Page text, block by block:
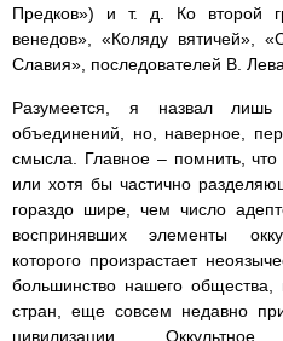
Предков») и т. д. Ко второй
венедов», «Коляду вятичей»,
Славия», последователей В.
Разумеется, я назвал
объединений, но, наверное,
смысла. Главное – помнить,
или хотя бы частично
гораздо шире, чем число
воспринявших элементы
которого произрастает
большинство нашего общества,
стран, еще совсем недавно
цивилизации.